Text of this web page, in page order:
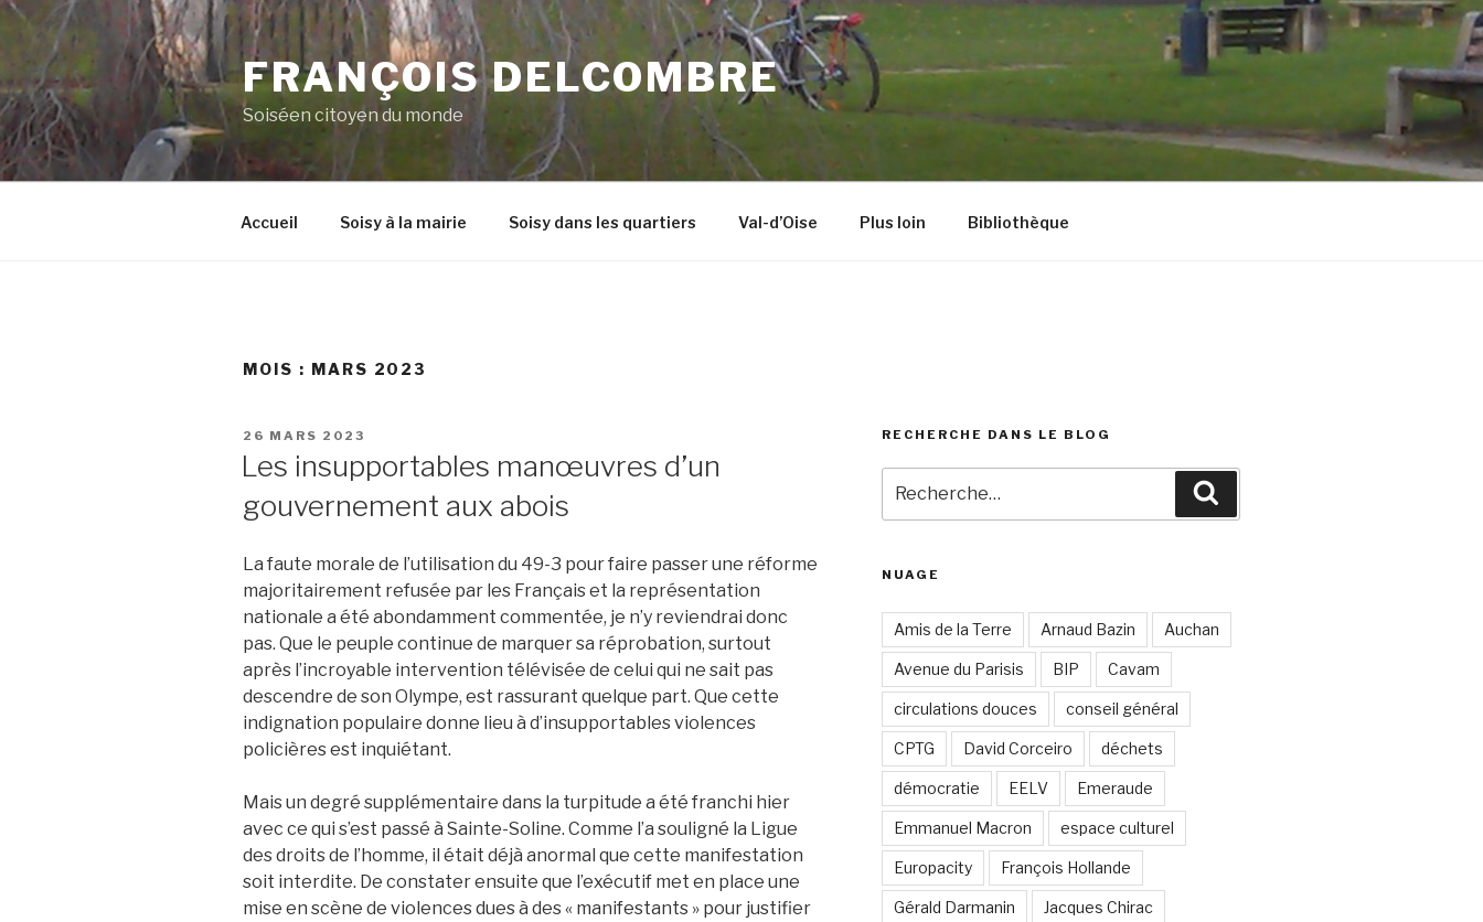
Aller
contenu
principal
FRANÇOIS DELCOMBRE
Soiséen citoyen du monde
Accueil Soisy à la mairie Soisy dans les quartiers Val-d’Oise Plus loin Bibliothèque
MOIS : MARS 2023
PUBLIÉ
LE
26 MARS 2023
Les insupportables manœuvres d’un
gouvernement aux abois
La faute morale de l’utilisation du 49-3 pour faire passer une réforme
majoritairement refusée par les Français et la représentation
nationale a été abondamment commentée, je n’y reviendrai donc
pas. Que le peuple continue de marquer sa réprobation, surtout
après l’incroyable intervention télévisée de celui qui ne sait pas
descendre de son Olympe, est rassurant quelque part. Que cette
indignation populaire donne lieu à d’insupportables violences
policières est inquiétant.
Mais un degré supplémentaire dans la turpitude a été franchi hier
avec ce qui s’est passé à Sainte-Soline. Comme l’a souligné la Ligue
des droits de l’homme, il était déjà anormal que cette manifestation
soit interdite. De constater ensuite que l’exécutif met en place une
mise en scène de violences dues à des « manifestants » pour justifier
RECHERCHE DANS LE BLOG
pour
NUAGE
Amis de la Terre Arnaud Bazin Auchan
Avenue du Parisis BIP Cavam
circulations douces conseil général
CPTG David Corceiro déchets
démocratie EELV Emeraude
Emmanuel Macron espace culturel
Europacity François Hollande
Gérald Darmanin Jacques Chirac